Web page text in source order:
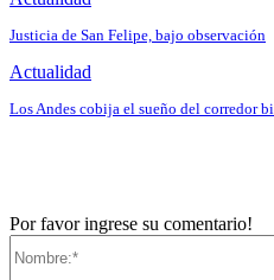
Justicia de San Felipe, bajo observación
Actualidad
Los Andes cobija el sueño del corredor
Por favor ingrese su comentario!